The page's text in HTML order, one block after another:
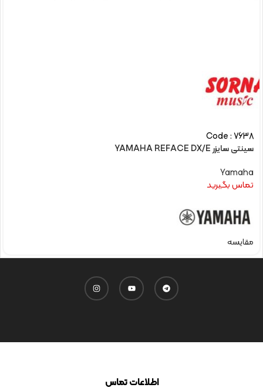
Code : 7638
سینتی سایزر YAMAHA REFACE DX/E
Yamaha
تماس بگیرید
مقایسه
اطلاعات تماس